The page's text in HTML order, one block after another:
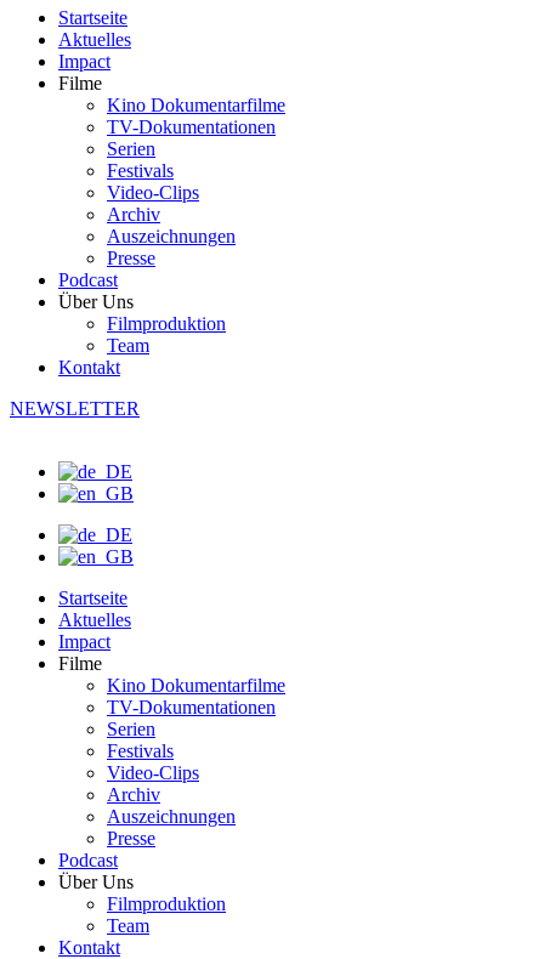
Startseite
Aktuelles
Impact
Filme
Kino Dokumentarfilme
TV-Dokumentationen
Serien
Festivals
Video-Clips
Archiv
Auszeichnungen
Presse
Podcast
Über Uns
Filmproduktion
Team
Kontakt
NEWSLETTER
Startseite
Aktuelles
Impact
Filme
Kino Dokumentarfilme
TV-Dokumentationen
Serien
Festivals
Video-Clips
Archiv
Auszeichnungen
Presse
Podcast
Über Uns
Filmproduktion
Team
Kontakt